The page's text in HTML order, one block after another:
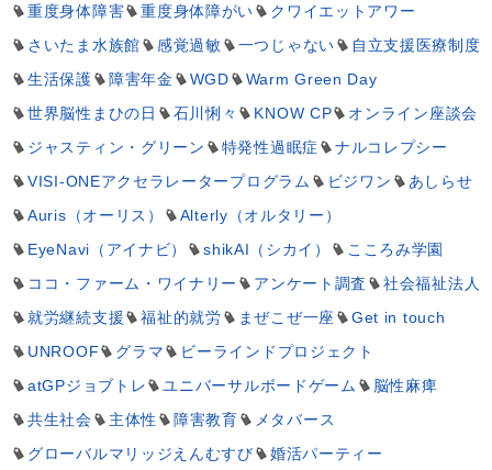
重度身体障害
重度身体障がい
クワイエットアワー
さいたま水族館
感覚過敏 一つじゃない
自立支援医療制度
生活保護
障害年金 WGD
Warm Green Day
世界脳性まひの日
石川悧々 KNOW CP
オンライン座談会
ジャスティン・グリーン
特発性過眠症
ナルコレプシー
VISI-ONEアクセラレータープログラム
ビジワン
あしらせ
Auris（オーリス）
Alterly（オルタリー）
EyeNavi（アイナビ）
shikAI（シカイ）
こころみ学園
ココ・ファーム・ワイナリー
アンケート調査
社会福祉法人
就労継続支援
福祉的就労 まぜこぜ一座
Get in touch
UNROOF
グラマ
ビーラインドプロジェクト
atGPジョブトレ
ユニバーサルボードゲーム
脳性麻痺
共生社会
主体性 障害教育
メタバース
グローバルマリッジえんむすび
婚活パーティー